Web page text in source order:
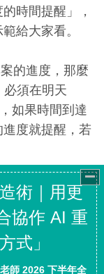
時間提醒」，
給大家看。
的進度，那麼
必須在明天
如果時間到達
度就提醒，若